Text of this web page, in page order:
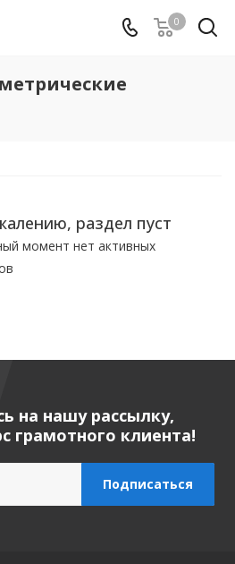
0
раздел пуст
момент нет активных
на нашу рассылку,
грамотного клиента!